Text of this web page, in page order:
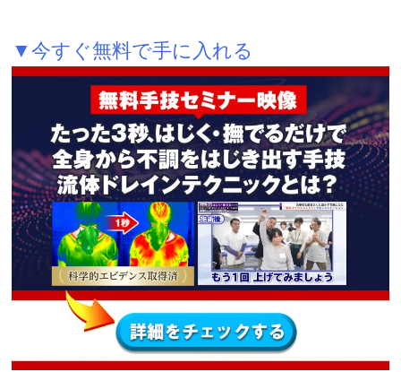
▼今すぐ無料で手に入れる